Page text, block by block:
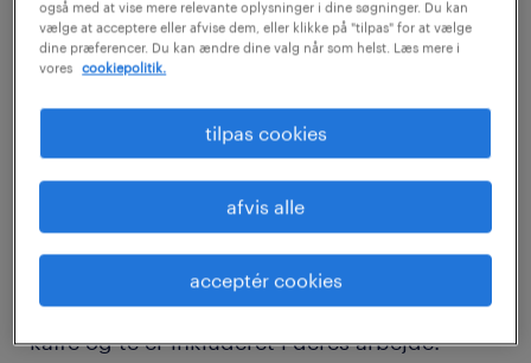
i skat og personalegoder hos PwC.
tænke sig godt om som arbejdsgiver, inden
man indfører et personalegode, for det kan
møde modstand fra medarbejderne at fjerne
det igen.
»Mange er nok af den opfattelse, at gratis
kaffe og te er inkluderet i deres arbejde.
også med at vise mere relevante oplysninger i dine søgninger. Du kan
vælge at acceptere eller afvise dem, eller klikke på "tilpas" for at vælge
dine præferencer. Du kan ændre dine valg når som helst. Læs mere i
vores
cookiepolitik.
tilpas cookies
afvis alle
acceptér cookies